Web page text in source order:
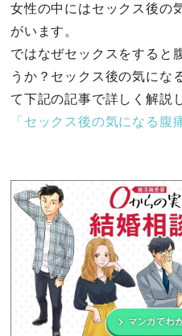
女性の中にはセックス後の
がいます。
ではなぜセックスをすると
うか？セックス後の気にな
て下記の記事で詳しく解説
「セックス後の気になる腹